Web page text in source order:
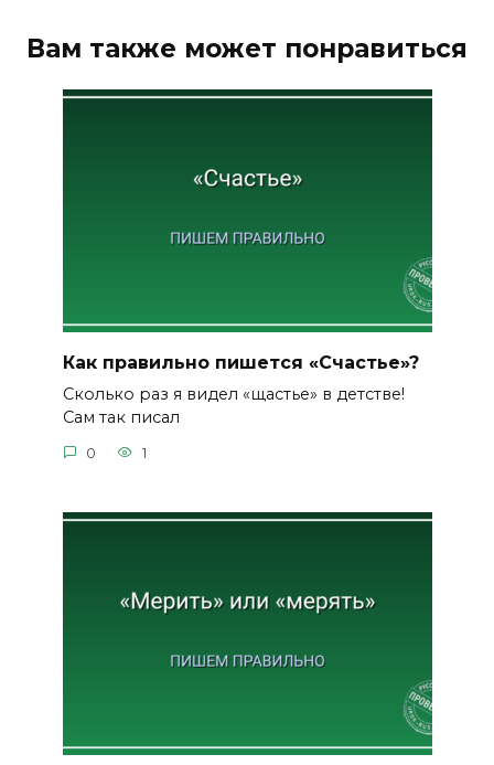
Вам также может понравиться
Как правильно пишется «Счастье»?
Сколько раз я видел «щастье» в детстве!
Сам так писал
0 1